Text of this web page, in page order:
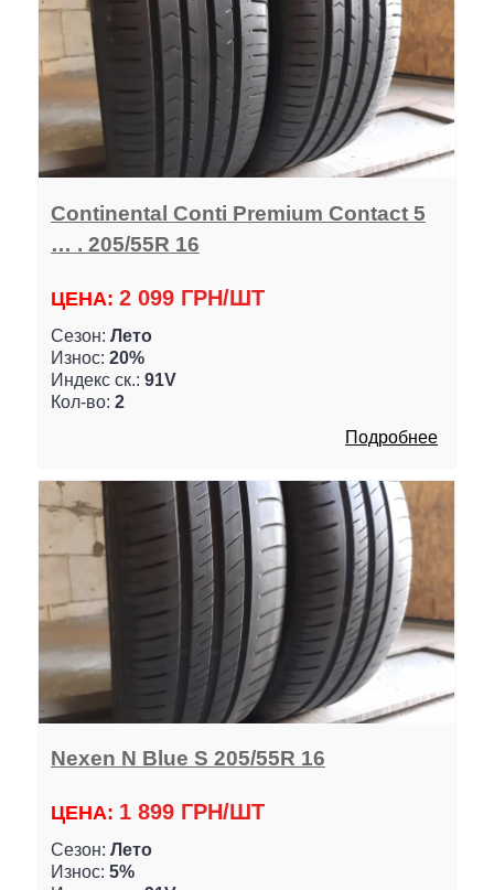
Continental Conti Premium Contact 5
… . 205/55R 16
ЦЕНА: 2 099 ГРН/ШТ
Сезон: Лето
Износ: 20%
Индекс ск.: 91V
Кол-во: 2
Подробнее
Nexen N Blue S 205/55R 16
ЦЕНА: 1 899 ГРН/ШТ
Сезон: Лето
Износ: 5%